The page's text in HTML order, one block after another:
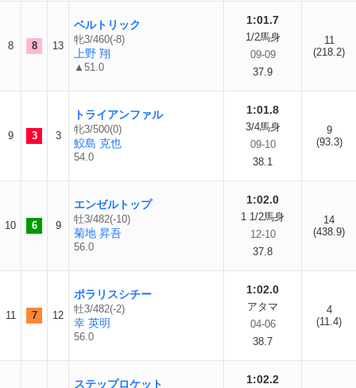
8 8 13
ベルトリック
牝3/460(-8)
上野 翔
▲51.0
1:01.7
1/2馬身
09-09
37.9
11
(218.2)
9 3 3
トライアンファル
牝3/500(0)
鮫島 克也
54.0
1:01.8
3/4馬身
09-10
38.1
9
(93.3)
10 6 9
エンゼルトップ
牡3/482(-10)
菊地 昇吾
56.0
1:02.0
1 1/2馬身
12-10
37.8
14
(438.9)
11 7 12
ポラリスシチー
牡3/482(-2)
幸 英明
56.0
1:02.0
アタマ
04-06
38.7
4
(11.4)
ステップロケット 1:02.2